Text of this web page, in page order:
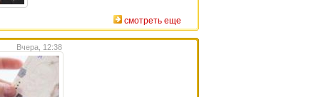
смотреть еще
Вчера, 12:38